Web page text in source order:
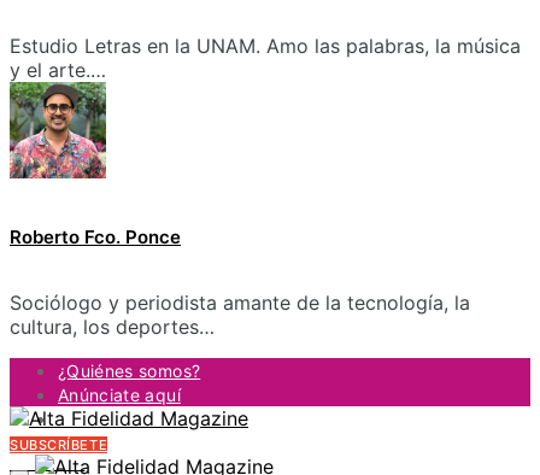
Estudio Letras en la UNAM. Amo las palabras, la música
y el arte.…
Roberto Fco. Ponce
Sociólogo y periodista amante de la tecnología, la
cultura, los deportes…
¿Quiénes somos?
Anúnciate aquí
Contacto
FACEBOOK
SUBSCRÍBETE